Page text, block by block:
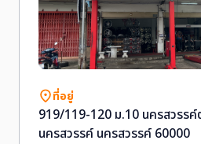
ที่อยู่
919/119-120 ม.10 นครสวรรค์
นครสวรรค์ นครสวรรค์ 60000